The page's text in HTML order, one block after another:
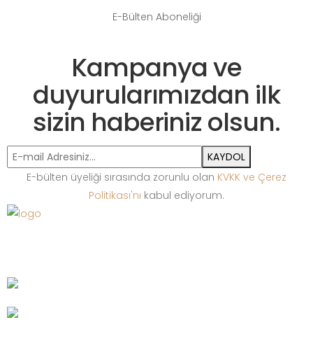
E-Bülten Aboneliği
Kampanya ve
duyurularımızdan ilk
sizin haberiniz olsun.
KAYDOL
E-bülten üyeliği sırasında zorunlu olan KVKK ve Çerez
Politikası'nı kabul ediyorum.